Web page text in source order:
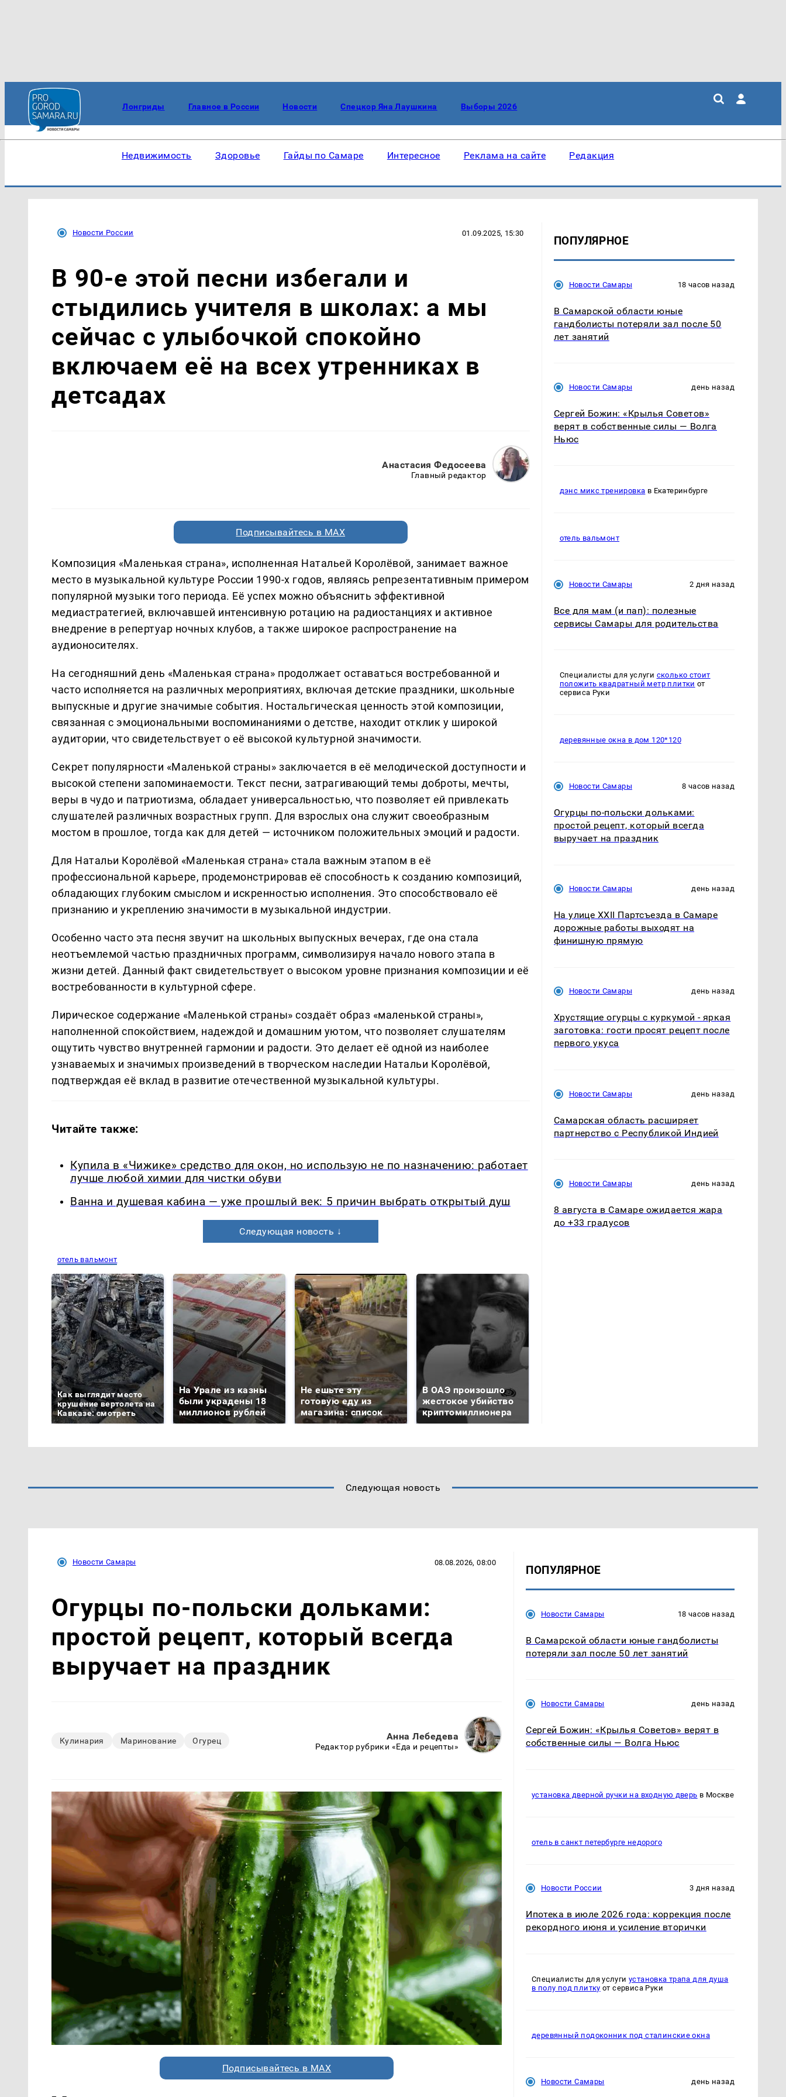
Лонгриды Главное в России Новости Спецкор Яна Лаушкина Выборы 2026
Недвижимость Здоровье Гайды по Самаре Интересное Реклама на сайте Редакция
Новости России 01.09.2025, 15:30
В 90-е этой песни избегали и
стыдились учителя в школах: а мы
сейчас с улыбочкой спокойно
включаем её на всех утренниках в
детсадах
Анастасия Федосеева
Главный редактор
Подписывайтесь в MAX
Композиция «Маленькая страна», исполненная Натальей Королёвой, занимает важное
место в музыкальной культуре России 1990-х годов, являясь репрезентативным примером
популярной музыки того периода. Её успех можно объяснить эффективной
медиастратегией, включавшей интенсивную ротацию на радиостанциях и активное
внедрение в репертуар ночных клубов, а также широкое распространение на
аудионосителях.
На сегодняшний день «Маленькая страна» продолжает оставаться востребованной и
часто исполняется на различных мероприятиях, включая детские праздники, школьные
выпускные и другие значимые события. Ностальгическая ценность этой композиции,
связанная с эмоциональными воспоминаниями о детстве, находит отклик у широкой
аудитории, что свидетельствует о её высокой культурной значимости.
Секрет популярности «Маленькой страны» заключается в её мелодической доступности и
высокой степени запоминаемости. Текст песни, затрагивающий темы доброты, мечты,
веры в чудо и патриотизма, обладает универсальностью, что позволяет ей привлекать
слушателей различных возрастных групп. Для взрослых она служит своеобразным
мостом в прошлое, тогда как для детей — источником положительных эмоций и радости.
Для Натальи Королёвой «Маленькая страна» стала важным этапом в её
профессиональной карьере, продемонстрировав её способность к созданию композиций,
обладающих глубоким смыслом и искренностью исполнения. Это способствовало её
признанию и укреплению значимости в музыкальной индустрии.
Особенно часто эта песня звучит на школьных выпускных вечерах, где она стала
неотъемлемой частью праздничных программ, символизируя начало нового этапа в
жизни детей. Данный факт свидетельствует о высоком уровне признания композиции и её
востребованности в культурной сфере.
Лирическое содержание «Маленькой страны» создаёт образ «маленькой страны»,
наполненной спокойствием, надеждой и домашним уютом, что позволяет слушателям
ощутить чувство внутренней гармонии и радости. Это делает её одной из наиболее
узнаваемых и значимых произведений в творческом наследии Натальи Королёвой,
подтверждая её вклад в развитие отечественной музыкальной культуры.
Читайте также:
Купила в «Чижике» средство для окон, но использую не по назначению: работает
лучше любой химии для чистки обуви
Ванна и душевая кабина — уже прошлый век: 5 причин выбрать открытый душ
Следующая новость ↓
отель вальмонт
Как выглядит место
крушение вертолета на
Кавказе: смотреть
На Урале из казны
были украдены 18
миллионов рублей
Не ешьте эту
готовую еду из
магазина: список
В ОАЭ произошло
жестокое убийство
криптомиллионера
ПОПУЛЯРНОЕ
Новости Самары 18 часов назад
В Самарской области юные
гандболисты потеряли зал после 50
лет занятий
Новости Самары день назад
Сергей Божин: «Крылья Советов»
верят в собственные силы — Волга
Ньюс
дэнс микс тренировка в Екатеринбурге
отель вальмонт
Новости Самары 2 дня назад
Все для мам (и пап): полезные
сервисы Самары для родительства
Специалисты для услуги сколько стоит
положить квадратный метр плитки от
сервиса Руки
деревянные окна в дом 120*120
Новости Самары 8 часов назад
Огурцы по‑польски дольками:
простой рецепт, который всегда
выручает на праздник
Новости Самары день назад
На улице XXII Партсъезда в Самаре
дорожные работы выходят на
финишную прямую
Новости Самары день назад
Хрустящие огурцы с куркумой - яркая
заготовка: гости просят рецепт после
первого укуса
Новости Самары день назад
Самарская область расширяет
партнерство с Республикой Индией
Новости Самары день назад
8 августа в Самаре ожидается жара
до +33 градусов
Следующая новость
Новости Самары 08.08.2026, 08:00
Огурцы по‑польски дольками:
простой рецепт, который всегда
выручает на праздник
Кулинария Маринование Огурец Анна Лебедева
Редактор рубрики «Еда и рецепты»
Подписывайтесь в MAX
ПОПУЛЯРНОЕ
Новости Самары 18 часов назад
В Самарской области юные гандболисты
потеряли зал после 50 лет занятий
Новости Самары день назад
Сергей Божин: «Крылья Советов» верят в
собственные силы — Волга Ньюс
установка дверной ручки на входную дверь в Москве
отель в санкт петербурге недорого
Новости России 3 дня назад
Ипотека в июле 2026 года: коррекция после
рекордного июня и усиление вторички
Специалисты для услугиустановка трапа для душа
в полу под плитку от сервиса Руки
деревянный подоконник под сталинские окна
Новости Самары день назад